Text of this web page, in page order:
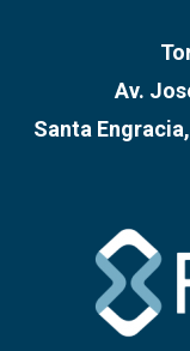
Av.
Santa